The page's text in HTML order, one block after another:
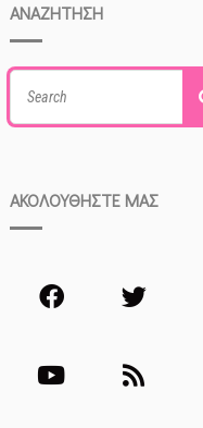
ΑΝΑΖΗΤΗΣΗ
Search
for:
ΑΚΟΛΟΥΘΗΣΤΕ ΜΑΣ